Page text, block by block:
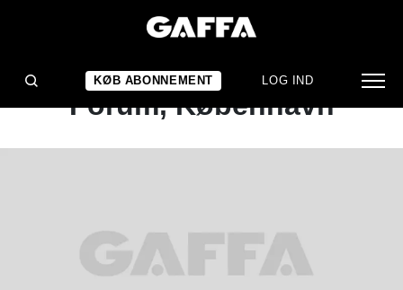
KØB ABONNEMENT LOG IND
KONCERTANMELDELSE
Gwen Stefani: med CSS,
Forum, København